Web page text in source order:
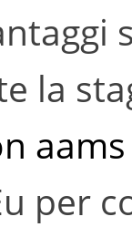
la
aams
per